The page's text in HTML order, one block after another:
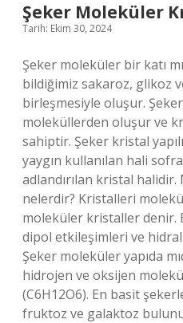
Şeker Moleküler
Tarih: Ekim 30, 2024
Şeker moleküler bir katı
bildiğimiz sakaroz, glikoz
birleşmesiyle oluşur.
moleküllerden oluşur ve
sahiptir. Şeker kristal
yaygın kullanılan hali
adlandırılan kristal
nelerdir? Kristalleri
moleküler kristaller denir.
dipol etkileşimleri ve
Şeker moleküler yapıda
hidrojen ve oksijen
(C6H12O6). En basit
fruktoz ve galaktoz